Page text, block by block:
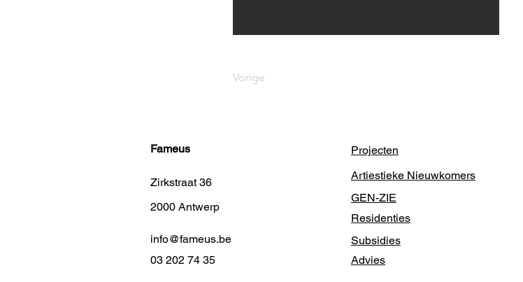
Vorige
Fameus
Zirkstraat 36
2000 Antwerp
info@fameus.be
03 202 74 35
Projecten
Artiestieke Nieuwkomers
GEN-ZIE
Residenties
Subsidies
Advies